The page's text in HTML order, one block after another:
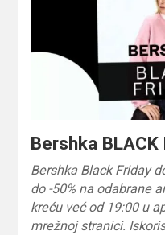
Bershka BLACK
Bershka Black Friday
do -50% na odabrane
kreću već od 19:00 u
mrežnoj stranici.